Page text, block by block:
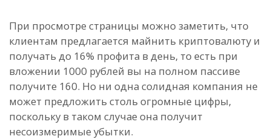
При просмотре страницы можно заметить, что
клиентам предлагается майнить криптовалюту и
получать до 16% профита в день, то есть при
вложении 1000 рублей вы на полном пассиве
получите 160. Но ни одна солидная компания не
может предложить столь огромные цифры,
поскольку в таком случае она получит
несоизмеримые убытки.